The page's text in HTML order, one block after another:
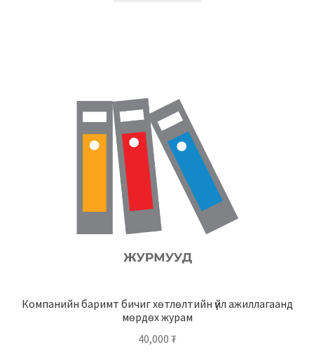
Компанийн баримт бичиг хөтлөлтийн үйл ажиллагаанд
мөрдөх журам
40,000 ₮